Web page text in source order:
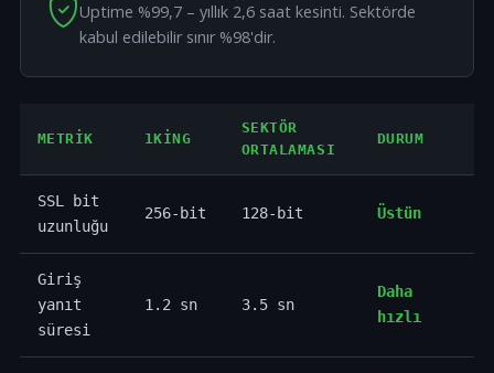
Uptime %99,7 – yıllık 2,6 saat kesinti. Sektörde
kabul edilebilir sınır %98'dir.
METRIK 1KING
SEKTÖR
ORTALAMASI
DURUM
SSL bit
uzunluğu
256-bit 128-bit Üstün
Giriş
yanıt
süresi
1.2 sn 3.5 sn
Daha
hızlı